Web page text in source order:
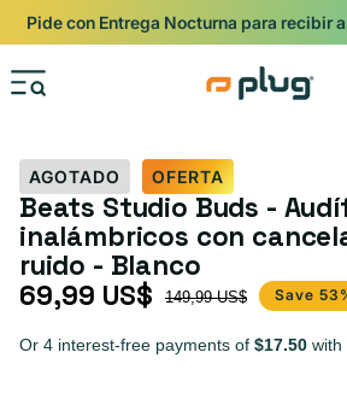
Ir al contenido
Pide con Entrega Nocturna para recibir
AGOTADO OFERTA
Beats Studio Buds -
inalámbricos con
ruido - Blanco
Precio de oferta
69,99 US$
Precio habitual 149,99 US$ Save